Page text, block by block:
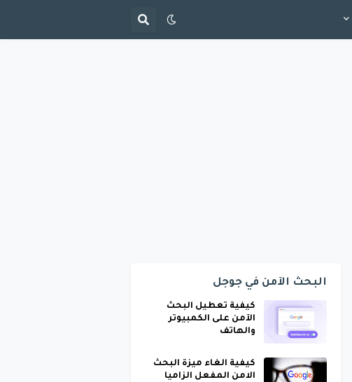
البحث الآمن في جوجل
كيفية تعطيل البحث
الآمن على الكمبيوتر
والهاتف
كيفية الغاء ميزة البحث
الامن المفعل الزاميا